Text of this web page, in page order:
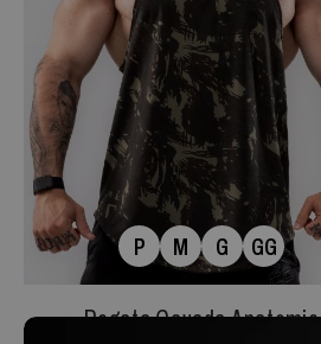
P M G GG
Regata Cavada Anatomic